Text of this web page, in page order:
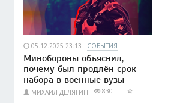
05.12.2025 23:13 СОБЫТИЯ
Минобороны объяснил,
почему был продлён срок
набора в военные вузы
МИХАИЛ ДЕЛЯГИН 830